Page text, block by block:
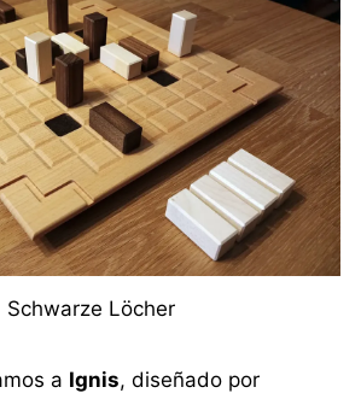
Schwarze Löcher
a Ignis, diseñado por